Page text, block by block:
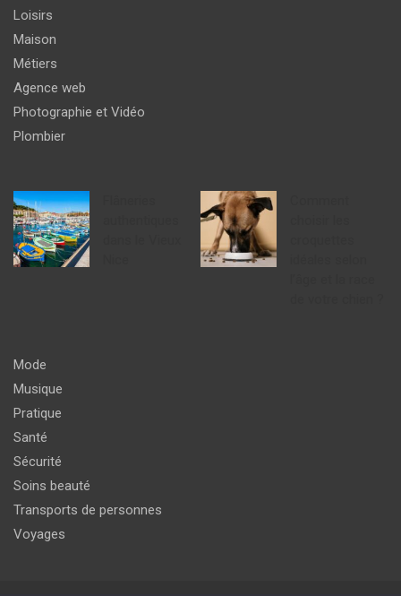
Loisirs
Maison
Métiers
Agence web
Photographie et Vidéo
Plombier
Mode
Musique
Pratique
Santé
Sécurité
Soins beauté
Transports de personnes
Voyages